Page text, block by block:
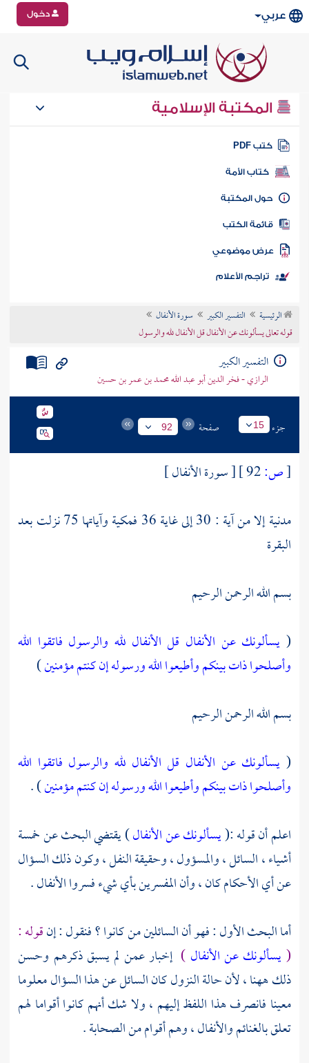
عربي دخول
المكتبة الإسلامية
كتب PDF
كتاب الأمة
المكتبة
الكتب
موضوعي
تراجم الأعلام
الرئيسية التفسير الكبير
سورة الأنفال
قوله تعالى يسألونك عن الأنفال قل الأنفال لله والرسول
التفسير الكبير
الرازي - فخر الدين أبو عبد الله محمد بن عمر بن حسين
جزء 15 صفحة 92
[ص:
[ سورة الأنفال ]
مدنية إلا من آية : 30 إلى غاية 36 فمكية وآياتها 75 نزلت بعد
البقرة
بسم الله الرحمن الرحيم
( يسألونك عن الأنفال قل الأنفال لله والرسول فاتقوا الله
وأصلحوا ذات بينكم وأطيعوا الله ورسوله إن كنتم مؤمنين)
بسم الله الرحمن الرحيم
( يسألونك عن الأنفال قل الأنفال لله والرسول فاتقوا الله
وأصلحوا ذات بينكم وأطيعوا الله ورسوله إن كنتم مؤمنين) .
اعلم أن قوله :(يسألونك عن الأنفال) يقتضي البحث عن خمسة
أشياء ، السائل ، والمسؤول ، وحقيقة النفل ، وكون ذلك السؤال
عن أي الأحكام كان ، وأن المفسرين بأي شيء فسروا الأنفال .
أما البحث الأول : فهو أن السائلين من كانوا ؟ فنقول : إنقوله :
(يسألونك عن الأنفال ) إخبار عمن لم يسبق ذكرهم وحسن
ذلك ههنا ، لأن حالة النزول كان السائل عن هذا السؤال معلوما
معينا فانصرف هذا اللفظ إليهم ، ولا شك أنهم كانوا أقواما لهم
تعلق بالغنائم والأنفال ، وهم أقوام من الصحابة .